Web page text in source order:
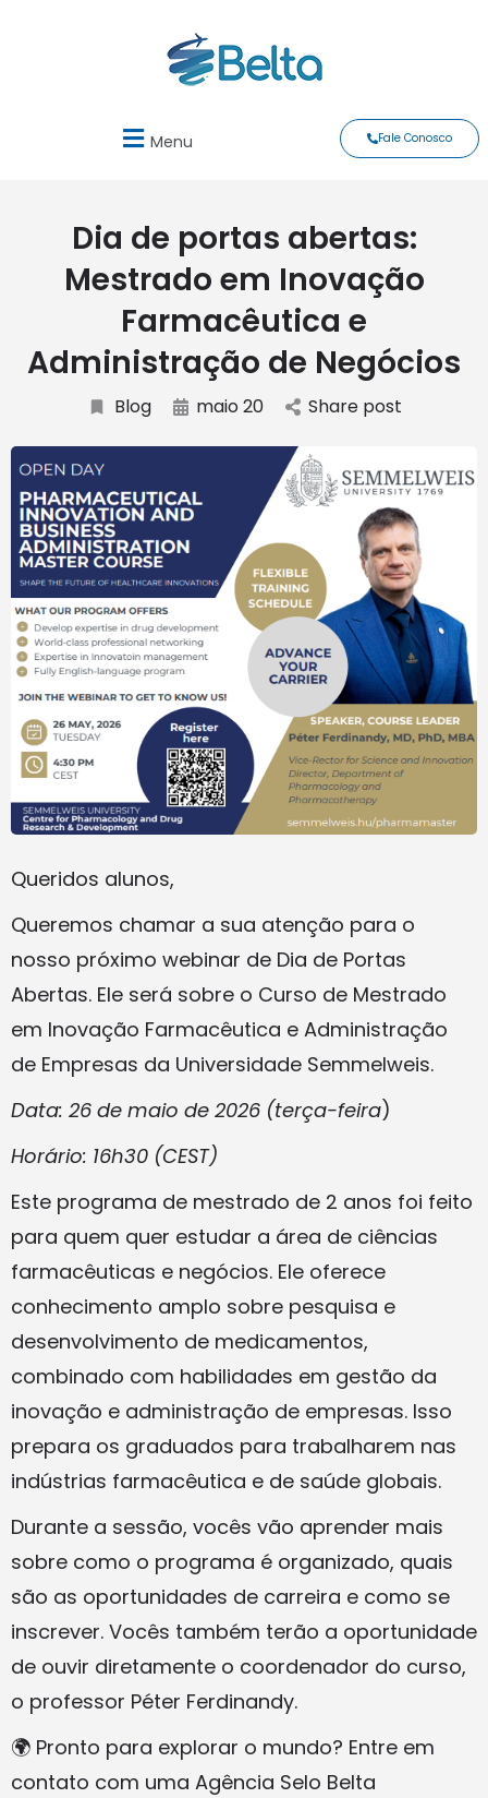
Menu Fale Conosco
Dia de portas abertas:
Mestrado em Inovação
Farmacêutica e
Administração de Negócios
Blog maio 20 Share post
Queridos alunos,
Queremos chamar a sua atenção para o
nosso próximo webinar de Dia de Portas
Abertas. Ele será sobre o Curso de Mestrado
em Inovação Farmacêutica e Administração
de Empresas da Universidade Semmelweis.
Data: 26 de maio de 2026 (terça-feira)
Horário: 16h30 (CEST)
Este programa de mestrado de 2 anos foi feito
para quem quer estudar a área de ciências
farmacêuticas e negócios. Ele oferece
conhecimento amplo sobre pesquisa e
desenvolvimento de medicamentos,
combinado com habilidades em gestão da
inovação e administração de empresas. Isso
prepara os graduados para trabalharem nas
indústrias farmacêutica e de saúde globais.
Durante a sessão, vocês vão aprender mais
sobre como o programa é organizado, quais
são as oportunidades de carreira e como se
inscrever. Vocês também terão a oportunidade
de ouvir diretamente o coordenador do curso,
o professor Péter Ferdinandy.
🌍 Pronto para explorar o mundo? Entre em
contato com uma Agência Selo Belta